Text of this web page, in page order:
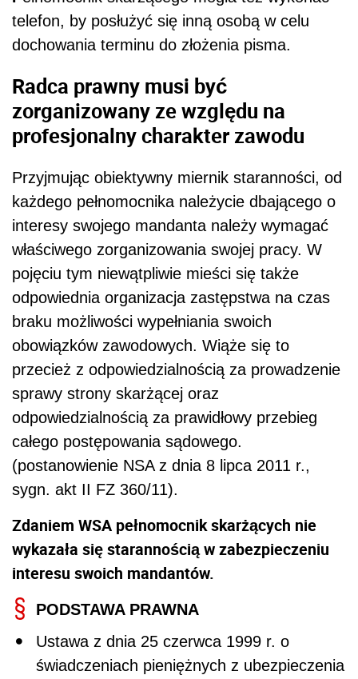
telefon, by posłużyć się inną osobą w celu
dochowania terminu do złożenia pisma.
Radca prawny musi być
zorganizowany ze względu na
profesjonalny charakter zawodu
Przyjmując obiektywny miernik staranności, od
każdego pełnomocnika należycie dbającego o
interesy swojego mandanta należy wymagać
właściwego zorganizowania swojej pracy. W
pojęciu tym niewątpliwie mieści się także
odpowiednia organizacja zastępstwa na czas
braku możliwości wypełniania swoich
obowiązków zawodowych. Wiąże się to
przecież z odpowiedzialnością za prowadzenie
sprawy strony skarżącej oraz
odpowiedzialnością za prawidłowy przebieg
całego postępowania sądowego.
(postanowienie NSA z dnia 8 lipca 2011 r.,
sygn. akt II FZ 360/11).
Zdaniem WSA pełnomocnik skarżących nie
wykazała się starannością w zabezpieczeniu
interesu swoich mandantów.
PODSTAWA PRAWNA
Ustawa z dnia 25 czerwca 1999 r. o
świadczeniach pieniężnych z ubezpieczenia